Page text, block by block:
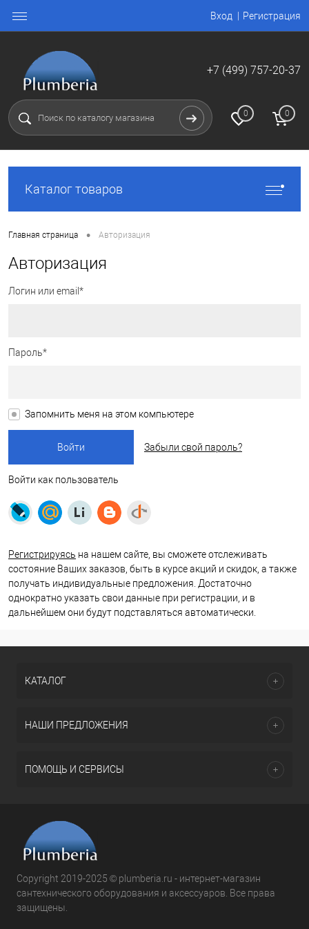
Вход Регистрация
+7 (499) 757-20-37
0 0
Каталог товаров
Главная страница • Авторизация
Авторизация
Логин или email*
Пароль*
Запомнить меня на этом компьютере
Забыли свой пароль?
Войти как пользователь
Регистрируясь на нашем сайте, вы сможете отслеживать
состояние Ваших заказов, быть в курсе акций и скидок, а также
получать индивидуальные предложения. Достаточно
однократно указать свои данные при регистрации, и в
дальнейшем они будут подставляться автоматически.
КАТАЛОГ
НАШИ ПРЕДЛОЖЕНИЯ
ПОМОЩЬ И СЕРВИСЫ
Copyright 2019-2025 © plumberia.ru - интернет-магазин
сантехнического оборудования и аксессуаров. Все права
защищены.